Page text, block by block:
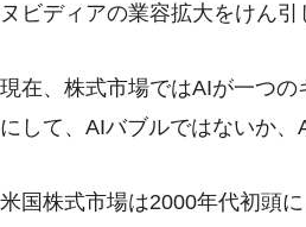
ヌビディアの業容拡大をけん
現在、株式市場ではAIが一つ
にして、AIバブルではないか、
米国株式市場は2000年代初頭